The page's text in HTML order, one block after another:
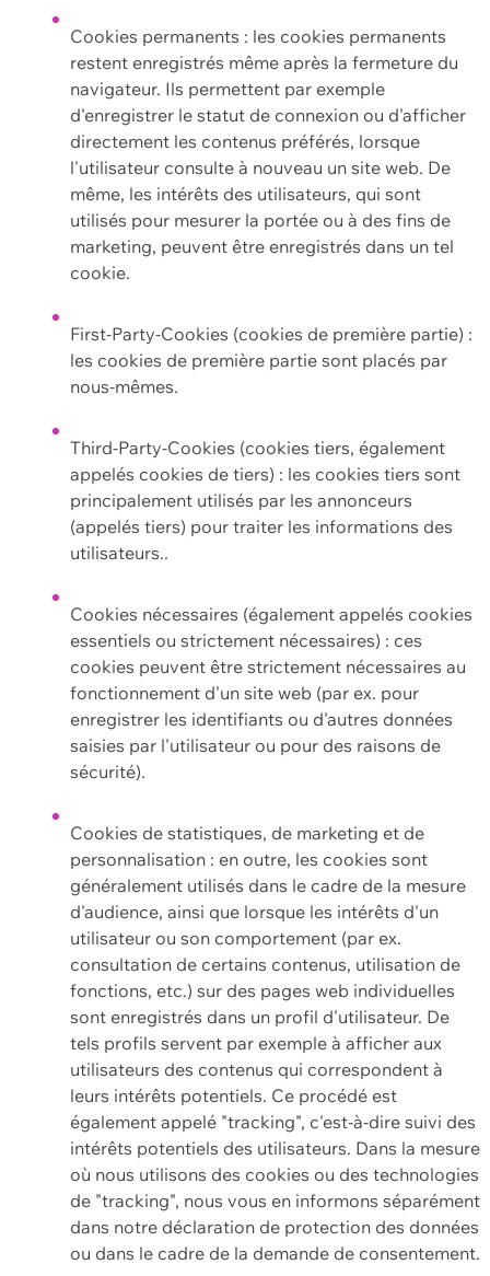
Cookies permanents : les cookies permanents
restent enregistrés même après la fermeture du
navigateur. Ils permettent par exemple
d'enregistrer le statut de connexion ou d'afficher
directement les contenus préférés, lorsque
l'utilisateur consulte à nouveau un site web. De
même, les intérêts des utilisateurs, qui sont
utilisés pour mesurer la portée ou à des fins de
marketing, peuvent être enregistrés dans un tel
cookie.
First-Party-Cookies (cookies de première partie) :
les cookies de première partie sont placés par
nous-mêmes.
Third-Party-Cookies (cookies tiers, également
appelés cookies de tiers) : les cookies tiers sont
principalement utilisés par les annonceurs
(appelés tiers) pour traiter les informations des
utilisateurs..
Cookies nécessaires (également appelés cookies
essentiels ou strictement nécessaires) : ces
cookies peuvent être strictement nécessaires au
fonctionnement d'un site web (par ex. pour
enregistrer les identifiants ou d'autres données
saisies par l'utilisateur ou pour des raisons de
sécurité).
Cookies de statistiques, de marketing et de
personnalisation : en outre, les cookies sont
généralement utilisés dans le cadre de la mesure
d'audience, ainsi que lorsque les intérêts d'un
utilisateur ou son comportement (par ex.
consultation de certains contenus, utilisation de
fonctions, etc.) sur des pages web individuelles
sont enregistrés dans un profil d'utilisateur. De
tels profils servent par exemple à afficher aux
utilisateurs des contenus qui correspondent à
leurs intérêts potentiels. Ce procédé est
également appelé "tracking", c'est-à-dire suivi des
intérêts potentiels des utilisateurs. Dans la mesure
où nous utilisons des cookies ou des technologies
de "tracking", nous vous en informons séparément
dans notre déclaration de protection des données
ou dans le cadre de la demande de consentement.